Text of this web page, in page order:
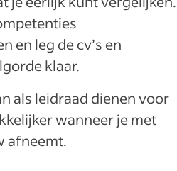
en leg de cv’s en
klaar.
als leidraad dienen voor
wanneer je met
afneemt.